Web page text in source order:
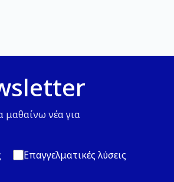
μαθαίνω νέα για
Επαγγελματικές λύσεις